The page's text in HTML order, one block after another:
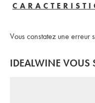
Vous constatez une erreur
IDEALWINE VOUS